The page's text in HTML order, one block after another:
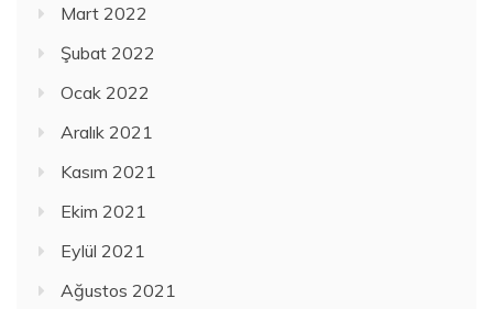
Mart 2022
Şubat 2022
Ocak 2022
Aralık 2021
Kasım 2021
Ekim 2021
Eylül 2021
Ağustos 2021